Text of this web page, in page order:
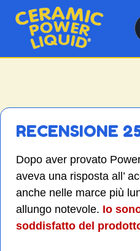
RECENSIONE
Dopo aver provato
aveva una risposta all’
anche nelle marce più
allungo notevole. Io
soddisfatto del